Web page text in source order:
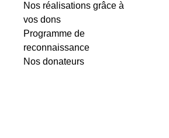
Nos réalisations grâce à
vos dons
Programme de
reconnaissance
Nos donateurs